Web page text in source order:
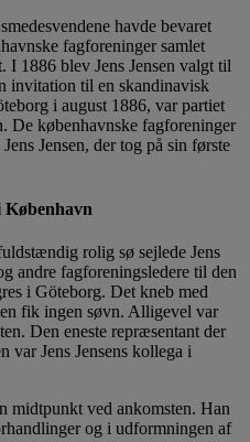
havde bevaret
fagforeninger samlet
I 1886 blev Jens Jensen valgt til
invitation til en skandinavisk
i august 1886, var partiet
De københavnske fagforeninger
Jensen, der tog på sin første
København
rolig sø sejlede Jens
andre fagforeningsledere til den
i Göteborg. Det kneb med
fik ingen søvn. Alligevel var
Den eneste repræsentant der
var Jens Jensens kollega i
midtpunkt ved ankomsten. Han
og i udformningen af